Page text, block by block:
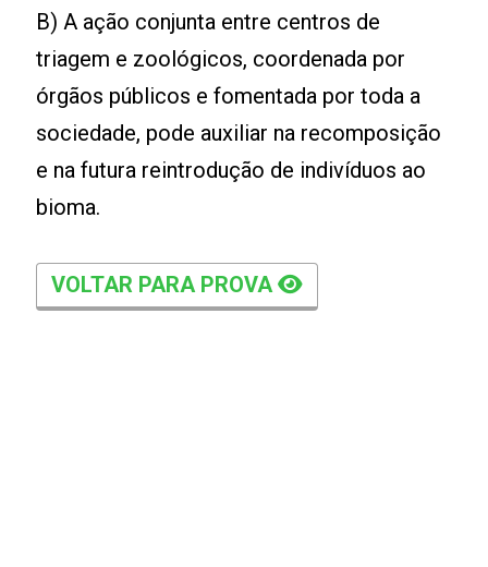
B) A ação conjunta entre centros de
triagem e zoológicos, coordenada por
órgãos públicos e fomentada por toda a
sociedade, pode auxiliar na recomposição
e na futura reintrodução de indivíduos ao
bioma.
VOLTAR PARA PROVA